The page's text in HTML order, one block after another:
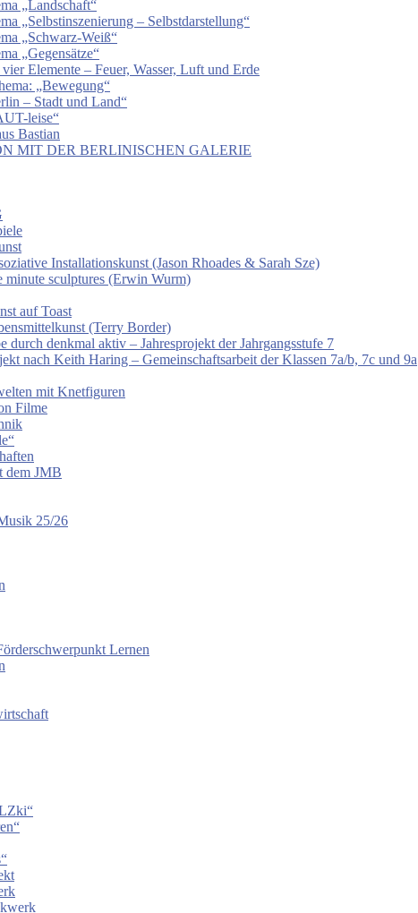
„Landschaft“
„Selbstinszenierung – Selbstdarstellung“
„Schwarz-Weiß“
„Gegensätze“
Elemente – Feuer, Wasser, Luft und Erde
„Bewegung“
– Stadt und Land“
leise“
Bastian
MIT DER BERLINISCHEN GALERIE
Installationskunst (Jason Rhoades & Sarah Sze)
minute sculptures (Erwin Wurm)
auf Toast
(Terry Border)
durch denkmal aktiv – Jahresprojekt der Jahrgangsstufe 7
nach Keith Haring – Gemeinschaftsarbeit der Klassen 7a/b, 7c und 9a
mit Knetfiguren
Filme
dem JMB
25/26
Lernen